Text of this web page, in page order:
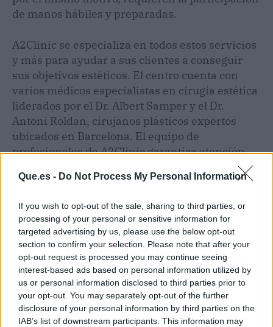
Que.es - Do Not Process My Personal Information
If you wish to opt-out of the sale, sharing to third parties, or
processing of your personal or sensitive information for
targeted advertising by us, please use the below opt-out
section to confirm your selection. Please note that after your
opt-out request is processed you may continue seeing
interest-based ads based on personal information utilized by
us or personal information disclosed to third parties prior to
your opt-out. You may separately opt-out of the further
disclosure of your personal information by third parties on the
IAB’s list of downstream participants. This information may
de manos hábiles y preparadas.
A2Clinic se especializa en todos estos servicios
y más para ayudar a sus clientes a conseguir
sus objetivos estéticos. El centro cuenta con
varios médicos especialistas en cirugía estética
liderados por el Dr. Albert Samper y el Dr.
Antoni Roldan, cirujanos plásticos expertos
ubicados en Barcelona. El equipo de
profesionales de A2Clinic garantiza atención
personalizada calidad y resultados impecables.